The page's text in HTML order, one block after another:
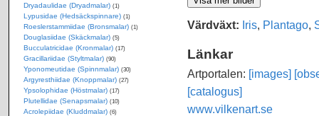
Värdväxt: Iris, Plantago,
Länkar
Artportalen: [images]
[catalogus]
www.vilkenart.se
Dryadaulidae (Dryadmalar) (1)
Lypusidae (Hedsäckspinnare) (1)
Roeslerstammiidae (Bronsmalar) (1)
Douglasiidae (Skäckmalar) (5)
Bucculatricidae (Kronmalar) (17)
Gracillariidae (Styltmalar) (90)
Yponomeutidae (Spinnmalar) (30)
Argyresthiidae (Knoppmalar) (27)
Ypsolophidae (Höstmalar) (17)
Plutellidae (Senapsmalar) (10)
Acrolepiidae (Kluddmalar) (6)